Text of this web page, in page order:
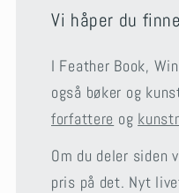
Vi håper du
I Feather Book,
også bøker og
forfattere og
Om du deler siden
pris på det. Nyt